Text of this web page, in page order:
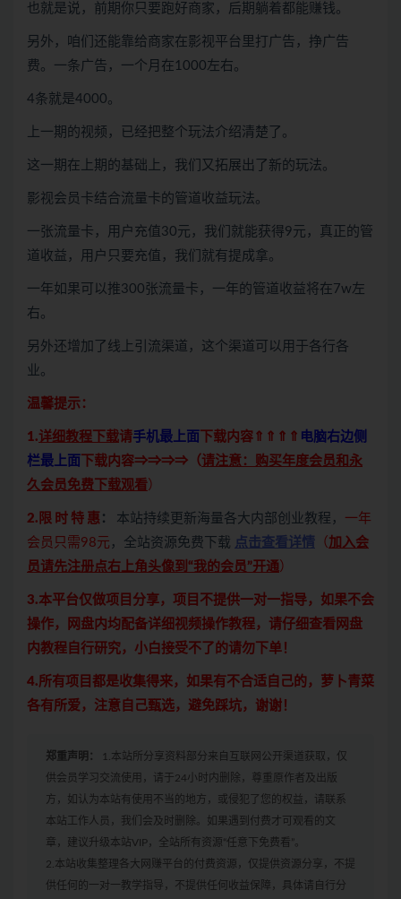
也就是说，前期你只要跑好商家，后期躺着都能赚钱。
另外，咱们还能靠给商家在影视平台里打广告，挣广告
费。一条广告，一个月在1000左右。
4条就是4000。
上一期的视频，已经把整个玩法介绍清楚了。
这一期在上期的基础上，我们又拓展出了新的玩法。
影视会员卡结合流量卡的管道收益玩法。
一张流量卡，用户充值30元，我们就能获得9元，真正的管
道收益，用户只要充值，我们就有提成拿。
一年如果可以推300张流量卡，一年的管道收益将在7w左
右。
另外还增加了线上引流渠道，这个渠道可以用于各行各
业。
温馨提示：
1.详细教程下载请手机最上面 下载内容⇑⇑⇑⇑ 电脑右边侧
栏最上面
下载内容⇒⇒⇒⇒（请注意：购买年度会员和永
久会员免费下载观看）
2.限 时 特 惠 ： 本站持续更新海量各大内部创业教程， 一年
会员只需98元 ，全站资源免费下载 点击查看详情 （ 加入会
员请先注册点右上角头像到“我的会员”开通 ）
3.本平台仅做项目分享，项目不提供一对一指导，如果不会
操作，网盘内均配备详细视频操作教程，请仔细查看网盘
内教程自行研究，小白接受不了的请勿下单！
4.所有项目都是收集得来，如果有不合适自己的，萝卜青菜
各有所爱，注意自己甄选，避免踩坑，谢谢！
郑重声明：
1.本站所分享资料部分来自互联网公开渠道获取，仅
供会员学习交流使用，请于24小时内删除，尊重原作者及出版
方，如认为本站有使用不当的地方，或侵犯了您的权益，请联系
本站工作人员，我们会及时删除。如果遇到付费才可观看的文
章，建议升级本站VIP，全站所有资源“任意下免费看”。
2.本站收集整理各大网赚平台的付费资源，仅提供资源分享，不提
供任何的一对一教学指导，不提供任何收益保障，具体请自行分